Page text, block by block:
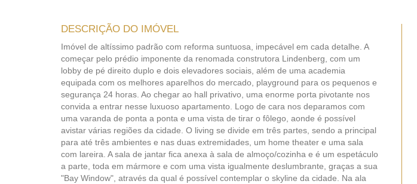
DESCRIÇÃO DO IMÓVEL
Imóvel de altíssimo padrão com reforma suntuosa, impecável em cada detalhe. A
começar pelo prédio imponente da renomada construtora Lindenberg, com um
lobby de pé direito duplo e dois elevadores sociais, além de uma academia
equipada com os melhores aparelhos do mercado, playground para os pequenos e
segurança 24 horas. Ao chegar ao hall privativo, uma enorme porta pivotante nos
convida a entrar nesse luxuoso apartamento. Logo de cara nos deparamos com
uma varanda de ponta a ponta e uma vista de tirar o fôlego, aonde é possível
avistar várias regiões da cidade. O living se divide em três partes, sendo a principal
para até três ambientes e nas duas extremidades, um home theater e uma sala
com lareira. A sala de jantar fica anexa à sala de almoço/cozinha e é um espetáculo
a parte, toda em mármore e com uma vista igualmente deslumbrante, graças a sua
"Bay Window", através da qual é possível contemplar o skyline da cidade. Na ala